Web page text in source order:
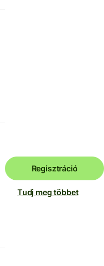
Regisztráció
Tudj meg többet